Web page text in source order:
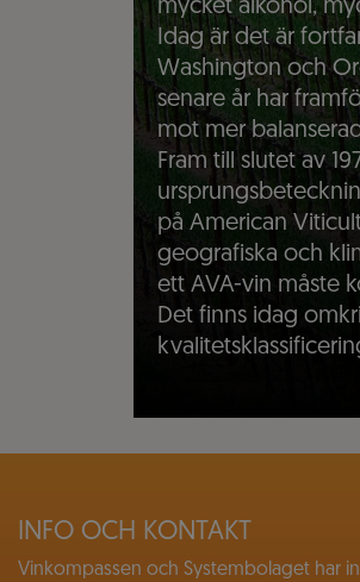
mycket alkohol,
Idag är det är
Washington och
senare år har
mot mer
Fram till slutet av
på American
geografiska och
ett AVA-vin måste
Det finns idag
INFO OCH KONTAKT
Vinkompassen och Systembolaget har